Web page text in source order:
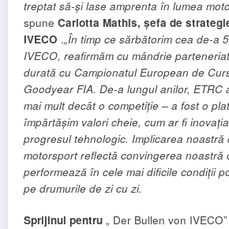
treptat să-și lase amprenta în lumea
spune Carlotta Mathis, șefa de
IVECO .„În timp ce sărbătorim cea de-a
IVECO, reafirmăm cu mândrie
durată cu Campionatul European de
Goodyear FIA. De-a lungul anilor, ETRC
mai mult decât o competiție – a fost o
împărtășim valori cheie, cum ar fi
progresul tehnologic. Implicarea noastră
motorsport reflectă convingerea noastră
performează în cele mai dificile condiții
pe drumurile de zi cu zi.
Sprijinul pentru „ Der Bullen von